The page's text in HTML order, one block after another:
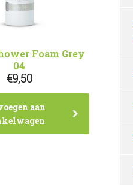
Foam Grey
04
€9,50
aan